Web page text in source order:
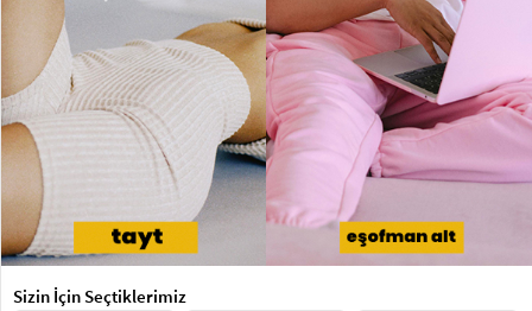
Sizin İçin Seçtiklerimiz